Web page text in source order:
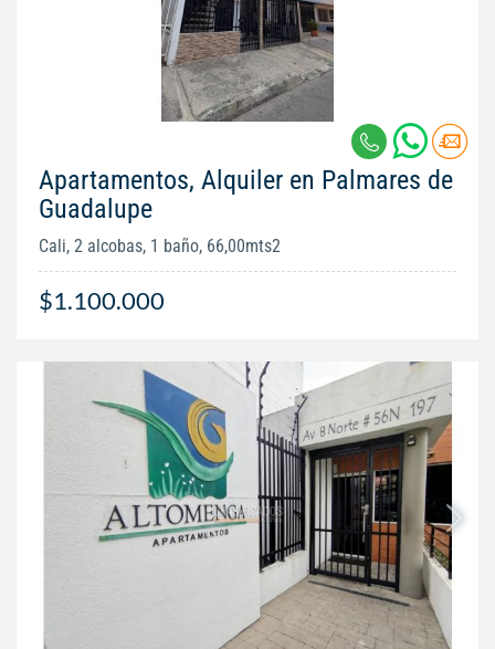
Apartamentos, Alquiler en Palmares de
Guadalupe
Cali, 2 alcobas, 1 baño, 66,00mts2
$1.100.000